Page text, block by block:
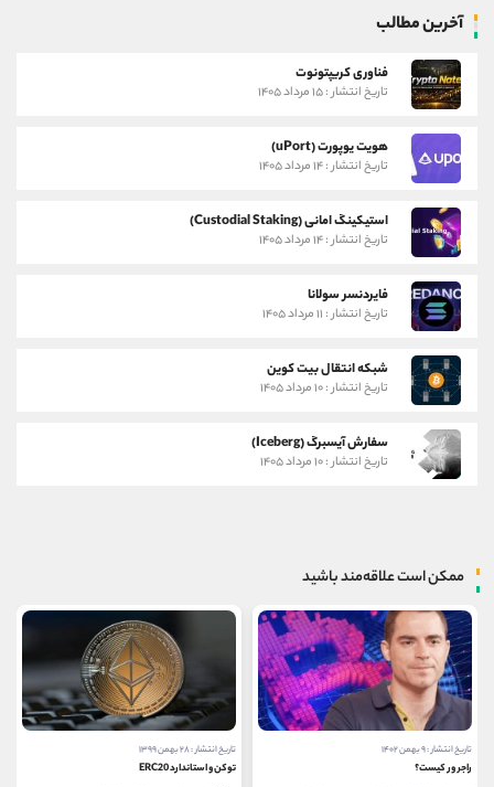
آخرین مطالب
فناوری کریپتونوت
تاریخ انتشار : ۱۵ مرداد ۱۴۰۵
هویت یوپورت (uPort)
تاریخ انتشار : ۱۴ مرداد ۱۴۰۵
استیکینگ امانی (Custodial Staking)
تاریخ انتشار : ۱۴ مرداد ۱۴۰۵
فایردنسر سولانا
تاریخ انتشار : ۱۱ مرداد ۱۴۰۵
شبکه انتقال بیت کوین
تاریخ انتشار : ۱۰ مرداد ۱۴۰۵
سفارش آیسبرگ (Iceberg)
تاریخ انتشار : ۱۰ مرداد ۱۴۰۵
ممکن است علاقه‌مند باشید
تاریخ انتشار : ۹ بهمن ۱۴۰۲
راجر ور کیست؟
تاریخ انتشار : ۲۸ بهمن ۱۳۹۹
توکن و استاندارد ERC20